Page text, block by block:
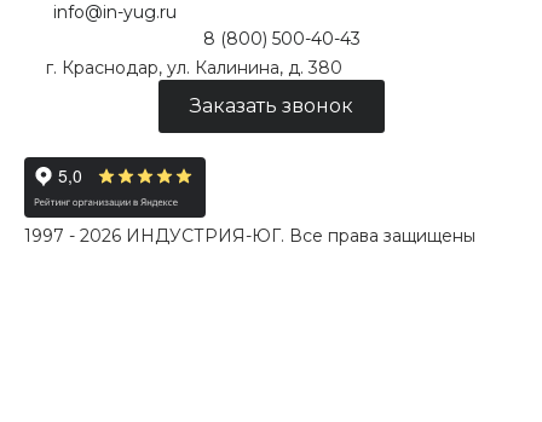
info@in-yug.ru
8 (800) 500-40-43
г. Краснодар, ул. Калинина, д. 380
Заказать звонок
1997 - 2026 ИНДУСТРИЯ-ЮГ. Все права защищены